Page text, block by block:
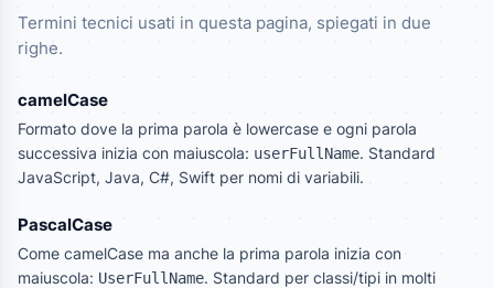
Termini tecnici usati in questa pagina, spiegati in due
righe.
camelCase
Formato dove la prima parola è lowercase e ogni parola
successiva inizia con maiuscola: userFullName. Standard
JavaScript, Java, C#, Swift per nomi di variabili.
PascalCase
Come camelCase ma anche la prima parola inizia con
maiuscola: UserFullName. Standard per classi/tipi in molti